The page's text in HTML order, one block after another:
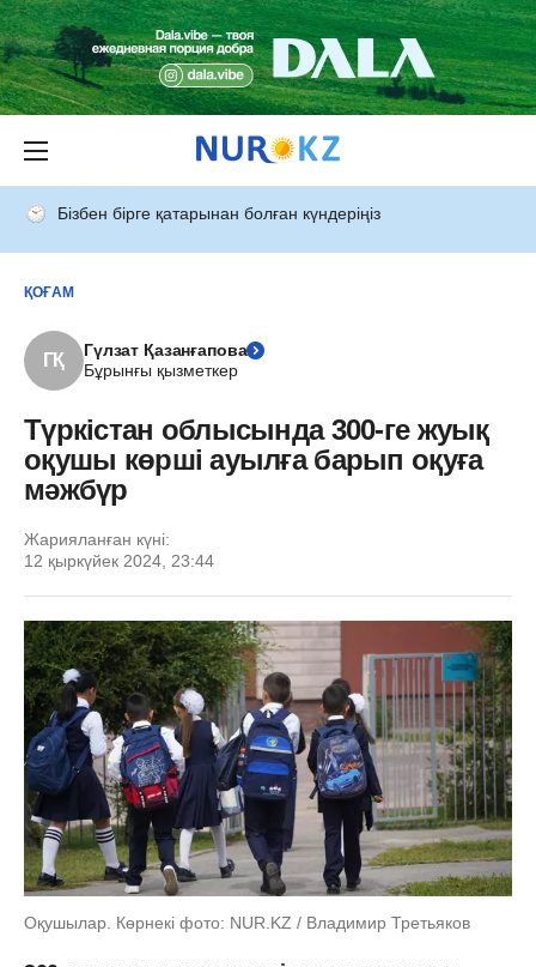
Бізбен бірге қатарынан болған күндеріңіз
ҚОҒАМ
ГҚ
Гүлзат Қазанғапова
Бұрынғы қызметкер
Түркістан облысында 300-ге жуық
оқушы көрші ауылға барып оқуға
мәжбүр
Жарияланған күні:
12 қыркүйек 2024, 23:44
Оқушылар. Көрнекі фото: NUR.KZ / Владимир Третьяков